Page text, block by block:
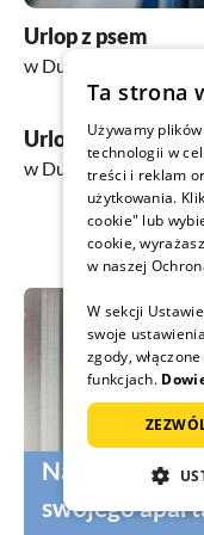
Urlop z psem
w Duce
Urlop w górach
w Duce
Nadal
swojego
Ta strona
Używamy
technologii w
treści i reklam
użytkowania.
cookie" lub
cookie,
w naszej
W sekcji
swoje
zgody,
funkcjach.